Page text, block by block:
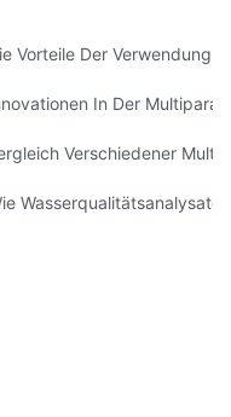
Ihres Gelösten
Vorteile Der Verwendung
- In Der
-Verschiedener
Ein
Technologie-1